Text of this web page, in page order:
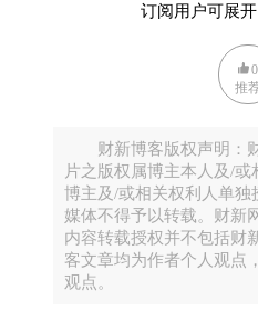
贡献84只“翻倍股”
A股上市公司的“含广量”惊
首先，是规模的“含广量
换言之，每6家A股上市公
其次，市值的“含广量”
市值达到19.2万亿元，占A
第二。
这几乎是第三名上海（
订阅用户可展
0
推
财新博客版权声明：财
片之版权属博主本人及/
博主及/或相关权利人单独
媒体不得予以转载。财新
内容转载授权并不包括财
客文章均为作者个人观点
观点。